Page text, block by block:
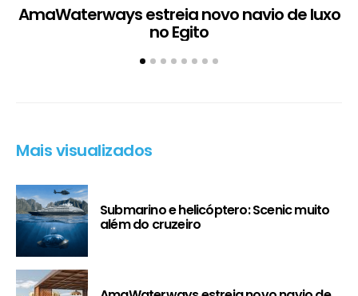
AmaWaterways estreia novo navio de luxo
no Egito
Mais visualizados
Submarino e helicóptero: Scenic muito
além do cruzeiro